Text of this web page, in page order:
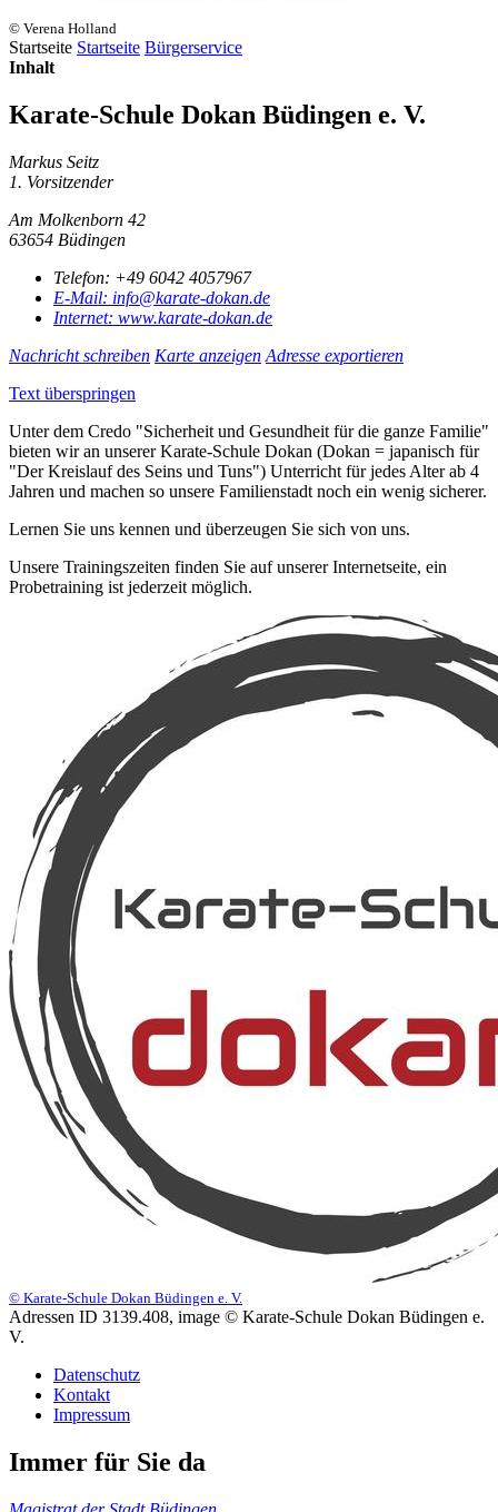
© Verena Holland
Startseite Startseite Bürgerservice
Inhalt
Karate-Schule Dokan Büdingen e. V.
Markus Seitz
1. Vorsitzender
Am Molkenborn 42
63654 Büdingen
Telefon: +49 6042 4057967
E-Mail: info@karate-dokan.de
Internet: www.karate-dokan.de
Nachricht schreiben Karte anzeigen Adresse exportieren
Text überspringen
Unter dem Credo "Sicherheit und Gesundheit für die ganze Familie"
bieten wir an unserer Karate-Schule Dokan (Dokan = japanisch für
"Der Kreislauf des Seins und Tuns") Unterricht für jedes Alter ab 4
Jahren und machen so unsere Familienstadt noch ein wenig sicherer.
Lernen Sie uns kennen und überzeugen Sie sich von uns.
Unsere Trainingszeiten finden Sie auf unserer Internetseite, ein
Probetraining ist jederzeit möglich.
© Karate-Schule Dokan Büdingen e. V.
Adressen ID 3139.408, image © Karate-Schule Dokan Büdingen e.
V.
Datenschutz
Kontakt
Impressum
Immer für Sie da